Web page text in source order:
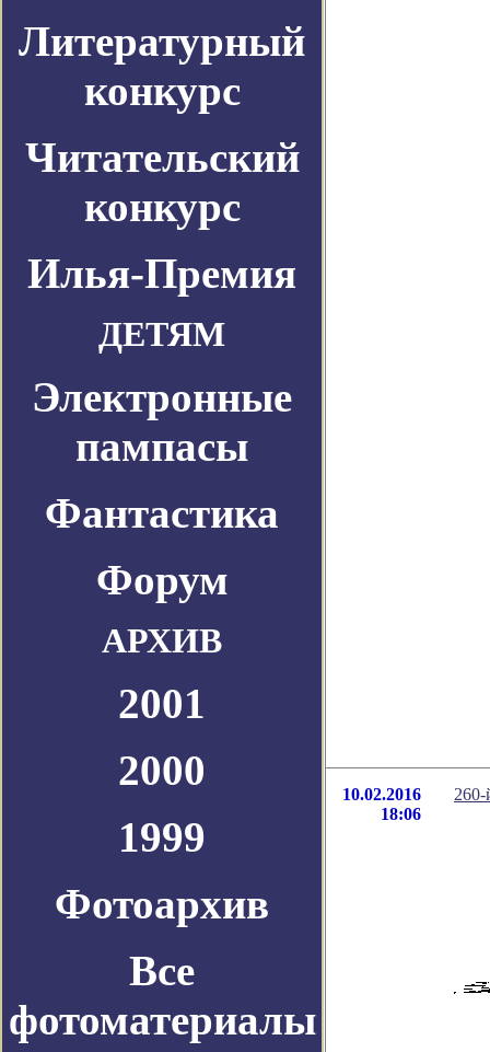
Литературный
конкурс
Читательский
конкурс
Илья-Премия
ДЕТЯМ
Электронные
пампасы
Фантастика
Форум
АРХИВ
2001
2000
1999
Фотоархив
Все
фотоматериалы
10.02.2016
18:06
260-